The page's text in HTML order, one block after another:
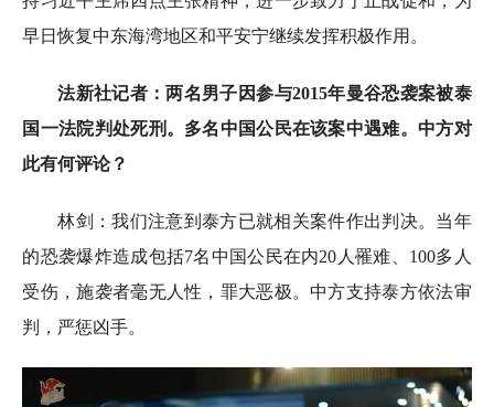
早日恢复中东海湾地区和平安宁继续发挥积极作用。
法新社记者：两名男子因参与2015年曼谷恐袭案被泰
国一法院判处死刑。多名中国公民在该案中遇难。中方对
此有何评论？
林剑：我们注意到泰方已就相关案件作出判决。当年
的恐袭爆炸造成包括7名中国公民在内20人罹难、100多人
受伤，施袭者毫无人性，罪大恶极。中方支持泰方依法审
判，严惩凶手。